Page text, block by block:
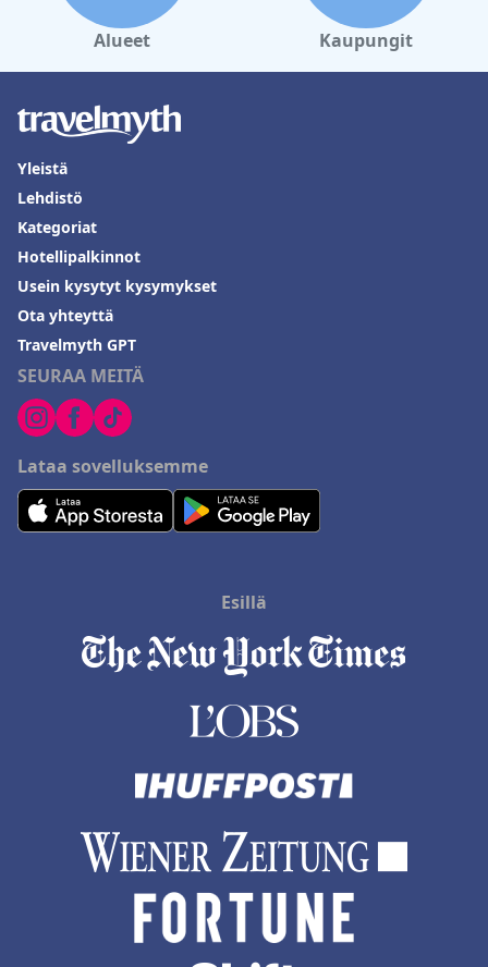
Alueet Kaupungit
SEURAA MEITÄ
Lataa sovelluksemme
Yleistä
Lehdistö
Kategoriat
Hotellipalkinnot
Usein kysytyt kysymykset
Ota yhteyttä
Travelmyth GPT
Esillä